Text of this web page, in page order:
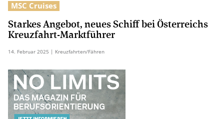
MSC Cruises
Starkes Angebot, neues Schiff bei Österreichs
Kreuzfahrt-Marktführer
14. Februar 2025 | Kreuzfahrten/Fähren